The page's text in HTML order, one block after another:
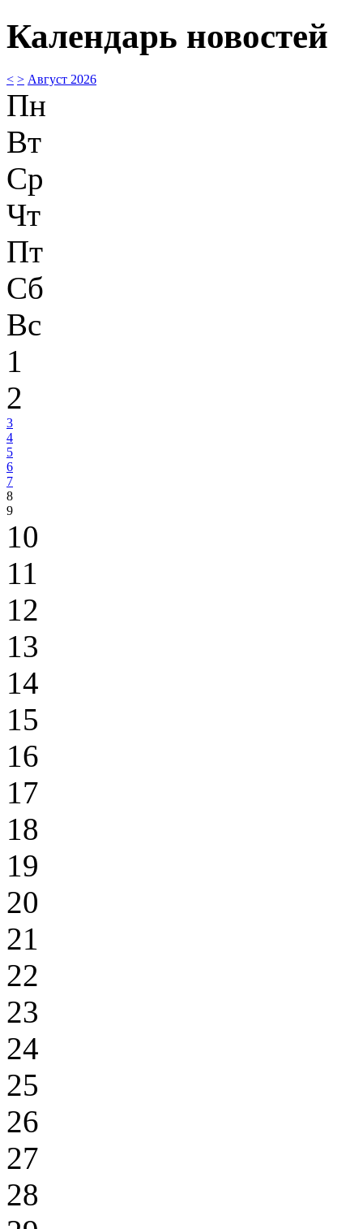
Календарь новостей
< > Август 2026
Пн
Вт
Ср
Чт
Пт
Сб
Вс
1
2
3
4
5
6
7
8
9
10
11
12
13
14
15
16
17
18
19
20
21
22
23
24
25
26
27
28